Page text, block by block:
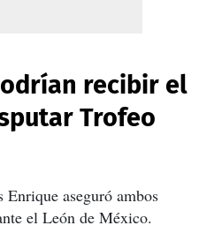
recibir el
Trofeo
aseguró ambos
el León de México.